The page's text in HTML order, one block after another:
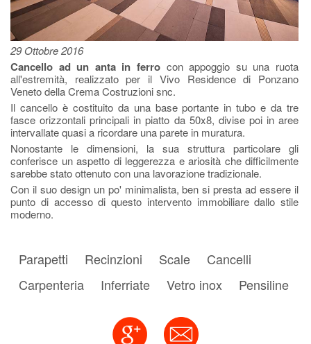
29 Ottobre 2016
Cancello ad un anta in ferro con appoggio su una ruota
all'estremità, realizzato per il Vivo Residence di Ponzano
Veneto della Crema Costruzioni snc.
Il cancello è costituito da una base portante in tubo e da tre
fasce orizzontali principali in piatto da 50x8, divise poi in aree
intervallate quasi a ricordare una parete in muratura.
Nonostante le dimensioni, la sua struttura particolare gli
conferisce un aspetto di leggerezza e ariosità che difficilmente
sarebbe stato ottenuto con una lavorazione tradizionale.
Con il suo design un po' minimalista, ben si presta ad essere il
punto di accesso di questo intervento immobiliare dallo stile
moderno.
Parapetti Recinzioni Scale
Cancelli
Carpenteria
Inferriate Vetro inox Pensiline